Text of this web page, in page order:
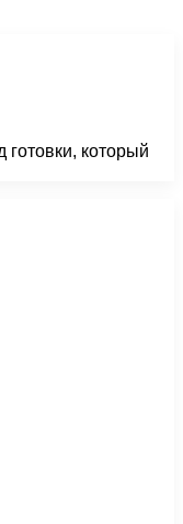
который